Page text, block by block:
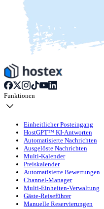
Funktionen
Einheitlicher Posteingang
HostGPT™ KI-Antworten
Automatisierte Nachrichten
Ausgelöste Nachrichten
Multi-Kalender
Preiskalender
Automatisierte Bewertungen
Channel-Manager
Multi-Einheiten-Verwaltung
Gäste-Reiseführer
Manuelle Reservierungen